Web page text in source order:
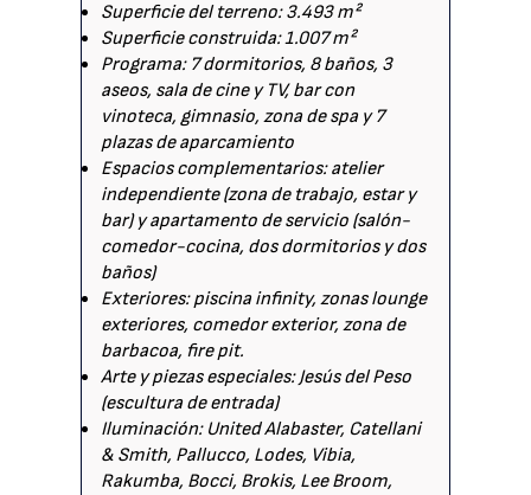
Superficie del terreno: 3.493 m²
Superficie construida: 1.007 m²
Programa: 7 dormitorios, 8 baños, 3
aseos, sala de cine y TV, bar con
vinoteca, gimnasio, zona de spa y 7
plazas de aparcamiento
Espacios complementarios: atelier
independiente (zona de trabajo, estar y
bar) y apartamento de servicio (salón-
comedor-cocina, dos dormitorios y dos
baños)
Exteriores: piscina infinity, zonas lounge
exteriores, comedor exterior, zona de
barbacoa, fire pit.
Arte y piezas especiales: Jesús del Peso
(escultura de entrada)
Iluminación: United Alabaster, Catellani
& Smith, Pallucco, Lodes, Vibia,
Rakumba, Bocci, Brokis, Lee Broom,